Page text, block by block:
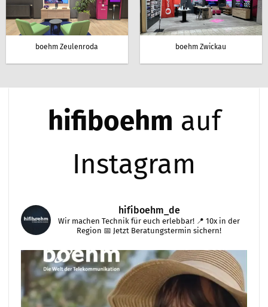
boehm Zeulenroda boehm Zwickau
hifiboehm auf
Instagram
hifiboehm_de
Wir machen Technik für euch erlebbar! 📍 10x in der
Region 📅 Jetzt Beratungstermin sichern!